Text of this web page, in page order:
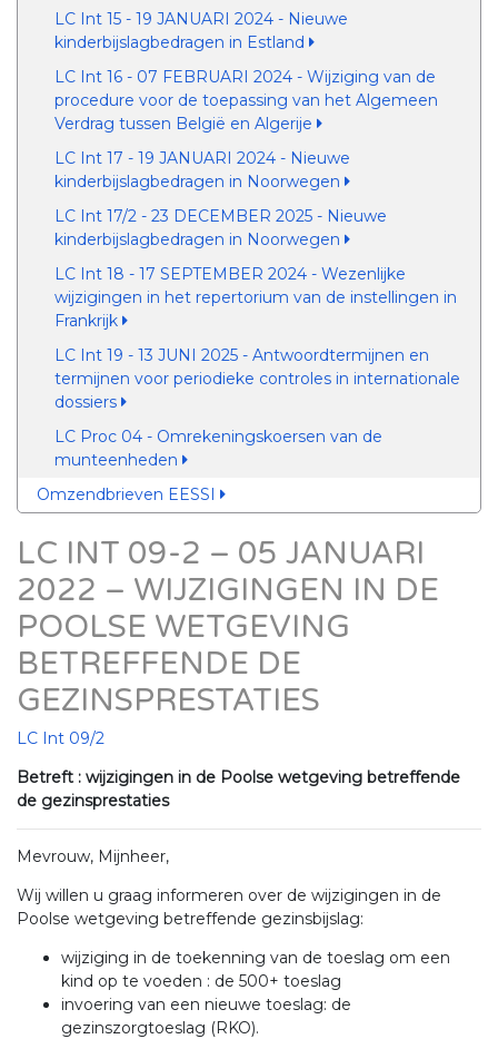
LC Int 15 - 19 JANUARI 2024 - Nieuwe
kinderbijslagbedragen in Estland
LC Int 16 - 07 FEBRUARI 2024 - Wijziging van de
procedure voor de toepassing van het Algemeen
Verdrag tussen België en Algerije
LC Int 17 - 19 JANUARI 2024 - Nieuwe
kinderbijslagbedragen in Noorwegen
LC Int 17/2 - 23 DECEMBER 2025 - Nieuwe
kinderbijslagbedragen in Noorwegen
LC Int 18 - 17 SEPTEMBER 2024 - Wezenlijke
wijzigingen in het repertorium van de instellingen in
Frankrijk
LC Int 19 - 13 JUNI 2025 - Antwoordtermijnen en
termijnen voor periodieke controles in internationale
dossiers
LC Proc 04 - Omrekeningskoersen van de
munteenheden
Omzendbrieven EESSI
LC INT 09-2 – 05 JANUARI
2022 – WIJZIGINGEN IN DE
POOLSE WETGEVING
BETREFFENDE DE
GEZINSPRESTATIES
LC Int 09/2
Betreft : wijzigingen in de Poolse wetgeving betreffende
de gezinsprestaties
Mevrouw, Mijnheer,
Wij willen u graag informeren over de wijzigingen in de
Poolse wetgeving betreffende gezinsbijslag:
wijziging in de toekenning van de toeslag om een
kind op te voeden : de 500+ toeslag
invoering van een nieuwe toeslag: de
gezinszorgtoeslag (RKO).